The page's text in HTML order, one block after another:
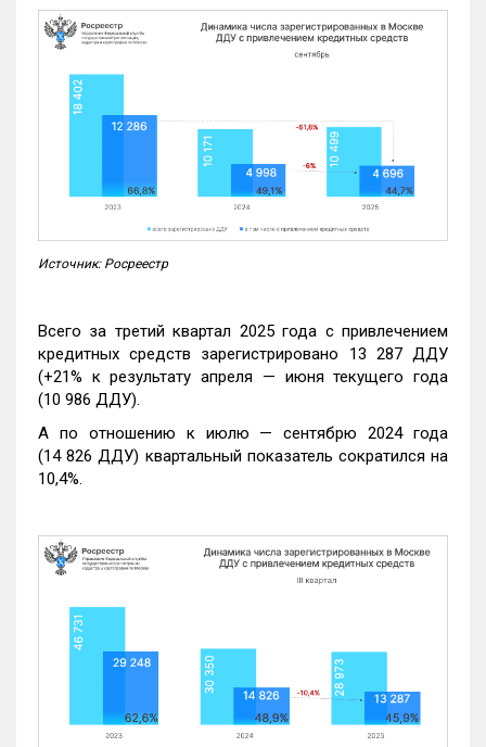
Источник: Росреестр
Всего за третий квартал 2025 года с привлечением
кредитных средств зарегистрировано 13 287 ДДУ
(+21% к результату апреля — июня текущего года
(10 986 ДДУ).
А по отношению к июлю — сентябрю 2024 года
(14 826 ДДУ) квартальный показатель сократился на
10,4%.